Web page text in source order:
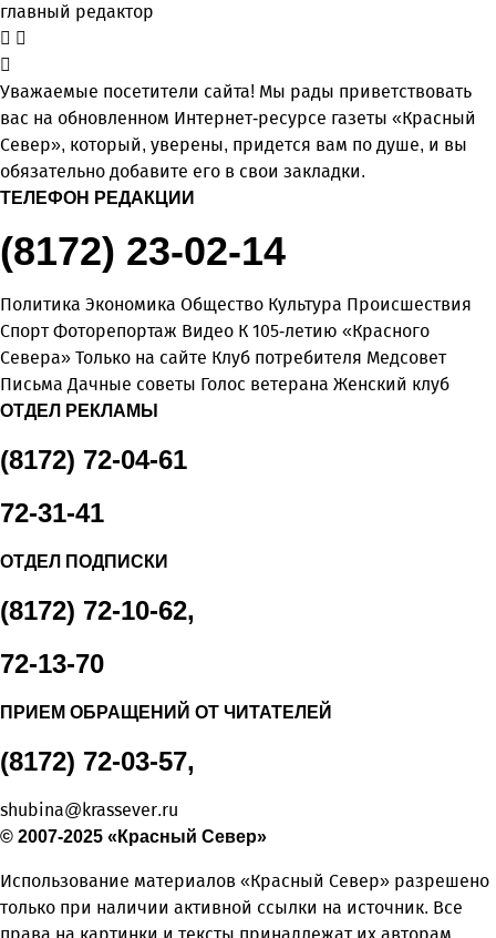
главный редактор
Уважаемые посетители сайта! Мы рады приветствовать
вас на обновленном Интернет-ресурсе газеты «Красный
Север», который, уверены, придется вам по душе, и вы
обязательно добавите его в свои закладки.
ТЕЛЕФОН РЕДАКЦИИ
(8172) 23-02-14
Политика Экономика Общество Культура Происшествия
Спорт Фоторепортаж Видео К 105-летию «Красного
Севера» Только на сайте Клуб потребителя Медсовет
Письма Дачные советы Голос ветерана Женский клуб
ОТДЕЛ РЕКЛАМЫ
(8172) 72-04-61
72-31-41
ОТДЕЛ ПОДПИСКИ
(8172) 72-10-62,
72-13-70
ПРИЕМ ОБРАЩЕНИЙ ОТ ЧИТАТЕЛЕЙ
(8172) 72-03-57,
shubina@krassever.ru
© 2007-2025 «Красный Север»
Использование материалов «Красный Север» разрешено
только при наличии активной ссылки на источник. Все